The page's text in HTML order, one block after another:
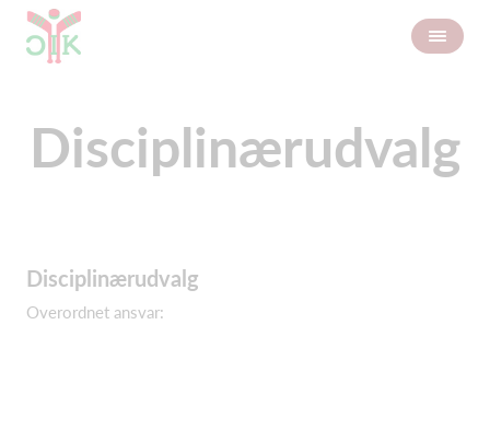
Disciplinærudvalg
Disciplinærudvalg
Overordnet ansvar: